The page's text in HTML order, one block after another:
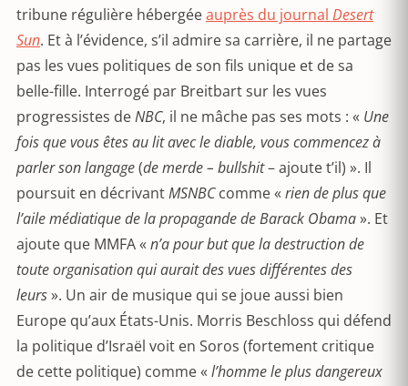
tribune régulière hébergéeauprès du journal Desert
Sun. Et à l’évidence, s’il admire sa carrière, il ne partage
pas les vues politiques de son fils unique et de sa
belle-fille. Interrogé par Breitbart sur les vues
progressistes deNBC, il ne mâche pas ses mots : « Une
fois que vous êtes au lit avec le diable, vous commencez à
parler son langage(de merde – bullshit– ajoute t’il) ». Il
poursuit en décrivantMSNBCcomme « rien de plus que
l’aile médiatique de la propagande de Barack Obama». Et
ajoute que MMFA « n’a pour but que la destruction de
toute organisation qui aurait des vues différentes des
leurs». Un air de musique qui se joue aussi bien
Europe qu’aux États-Unis. Morris Beschloss qui défend
la politique d’Israël voit en Soros (fortement critique
de cette politique) comme « l’homme le plus dangereux